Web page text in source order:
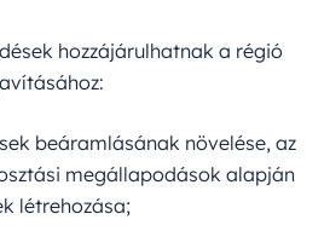
hozzájárulhatnak a régió
beáramlásának növelése, az
megállapodások alapján
létrehozása;